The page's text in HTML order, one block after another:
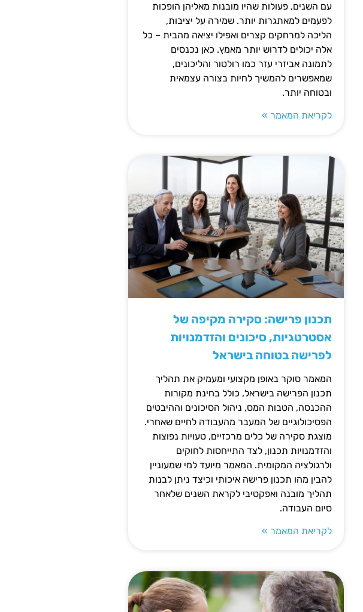
עם השנים, פעולות שהיו מובנות מאליהן הופכות
לפעמים למאתגרות יותר. שמירה על יציבות,
הליכה למרחקים קצרים ואפילו יציאה מהבית – כל
אלה יכולים לדרוש יותר מאמץ. כאן נכנסים
לתמונה אביזרי עזר כמו רולטור והליכונים,
שמאפשרים להמשיך לחיות בצורה עצמאית
ובטוחה יותר.
לקריאת המאמר »
תכנון פרישה: סקירה מקיפה של
אסטרטגיות, סיכונים והזדמנויות
לפרישה בטוחה בישראל
המאמר סוקר באופן מקצועי ומעמיק את תהליך
תכנון הפרישה בישראל, כולל בחינת מקורות
ההכנסה, הטבות המס, ניהול הסיכונים וההיבטים
הפסיכולוגיים של המעבר מהעבודה לחיים שאחרי.
מוצגת סקירה של כלים מרכזיים, טעויות נפוצות
והזדמנויות תכנון, לצד התייחסות לחוקים
ולרגולציה המקומית. המאמר מיועד למי שמעוניין
להבין מהו תכנון פרישה איכותי וכיצד ניתן לבנות
תהליך מובנה ואפקטיבי לקראת השנים שלאחר
סיום העבודה.
לקריאת המאמר »